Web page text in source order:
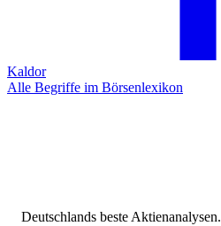
Kaldor
Alle Begriffe im Börsenlexikon
Deutschlands beste Aktienanalysen.